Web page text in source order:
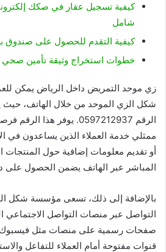
كيفية تسجيل عقار في صكك
شامل
كيفية التقدم للحصول على صندوق
خطوات استخراج وثيقة تأمين صحي
زي موحد التمريض داخل الرياض يمكن
شكل الزي الموحد من خلال الهاتف،
الرقم 0597212937. يوفر
ممثلي خدمة العملاء الذين يساعدون في
أو تقديم معلومات إضافية حول المنتجات
المباشر عبر الهاتف يضمن الحصول على
بالإضافة إلى ذلك، تسعى مؤسسة شكل
التواصل عبر منصات التواصل
صفحات رسمية على منصات مثل فيسبوك،
قنوات مفتوحة أمام العملاء للتفاعل